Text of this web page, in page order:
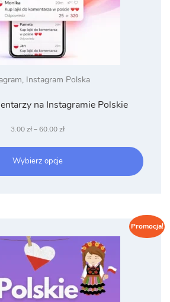
, Instagram Polska
na Instagramie Polskie
3.00zł – 60.00złZakres
od
Wybierz opcje
Promocja!